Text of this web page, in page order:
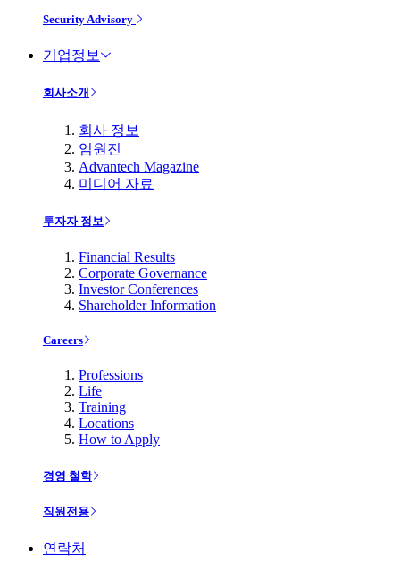
Security Advisory
기업정보
회사소개
회사 정보
임원진
Advantech Magazine
미디어 자료
투자자 정보
Financial Results
Corporate Governance
Investor Conferences
Shareholder Information
Careers
Professions
Life
Training
Locations
How to Apply
경영 철학
직원전용
연락처